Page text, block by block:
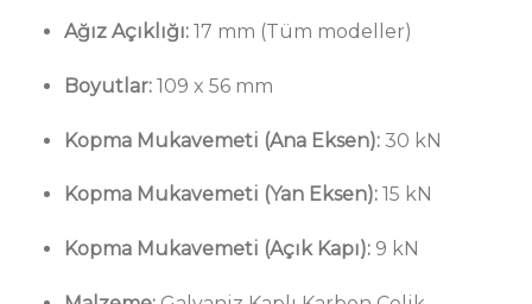
Ağız Açıklığı:17 mm (Tüm modeller)
Boyutlar:109 x 56 mm
Kopma Mukavemeti (Ana Eksen):30 kN
Kopma Mukavemeti (Yan Eksen):15 kN
Kopma Mukavemeti (Açık Kapı):9 kN